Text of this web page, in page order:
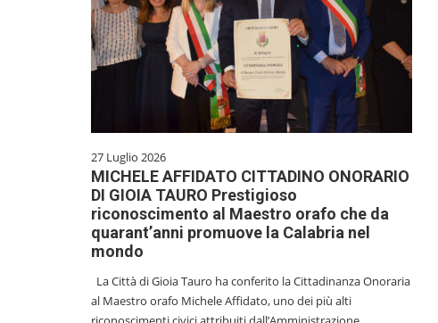
27 Luglio 2026
MICHELE AFFIDATO CITTADINO ONORARIO
DI GIOIA TAURO Prestigioso
riconoscimento al Maestro orafo che da
quarant’anni promuove la Calabria nel
mondo
La Città di Gioia Tauro ha conferito la Cittadinanza Onoraria
al Maestro orafo Michele Affidato, uno dei più alti